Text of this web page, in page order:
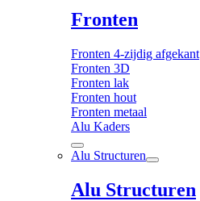
Fronten
Fronten 4-zijdig afgekant
Fronten 3D
Fronten lak
Fronten hout
Fronten metaal
Alu Kaders
Alu Structuren
Alu Structuren